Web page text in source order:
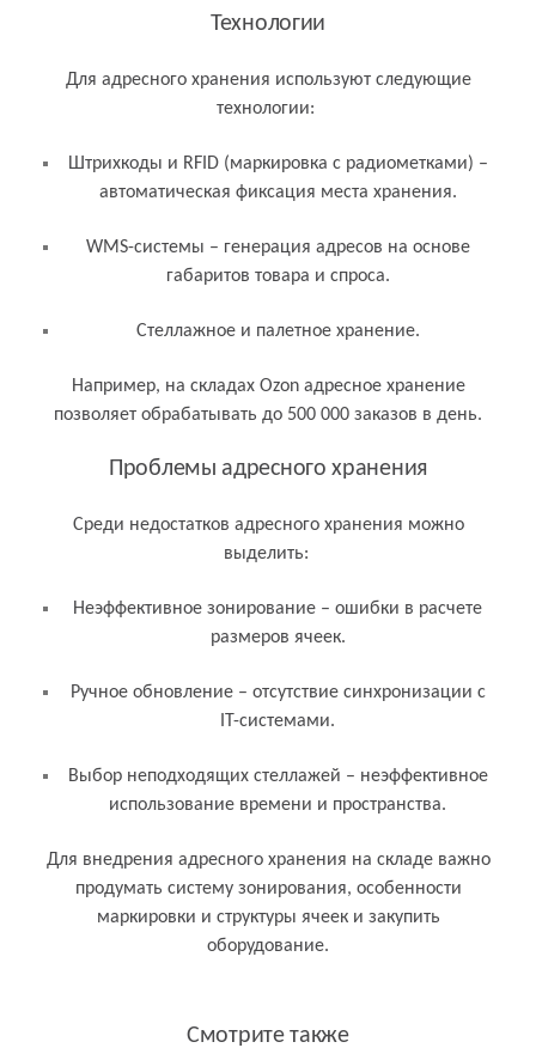
Технологии
Для адресного хранения используют следующие
технологии:
Штрихкоды и RFID (маркировка с радиометками) –
автоматическая фиксация места хранения.
WMS-системы – генерация адресов на основе
габаритов товара и спроса.
Стеллажное и палетное хранение.
Например, на складах Ozon адресное хранение
позволяет обрабатывать до 500 000 заказов в день.
Проблемы адресного хранения
Среди недостатков адресного хранения можно
выделить:
Неэффективное зонирование – ошибки в расчете
размеров ячеек.
Ручное обновление – отсутствие синхронизации с
IT-системами.
Выбор неподходящих стеллажей – неэффективное
использование времени и пространства.
Для внедрения адресного хранения на складе важно
продумать систему зонирования, особенности
маркировки и структуры ячеек и закупить
оборудование.
Смотрите также